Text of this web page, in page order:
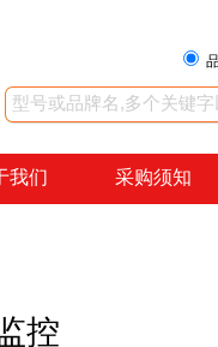
我们 采购须知
控